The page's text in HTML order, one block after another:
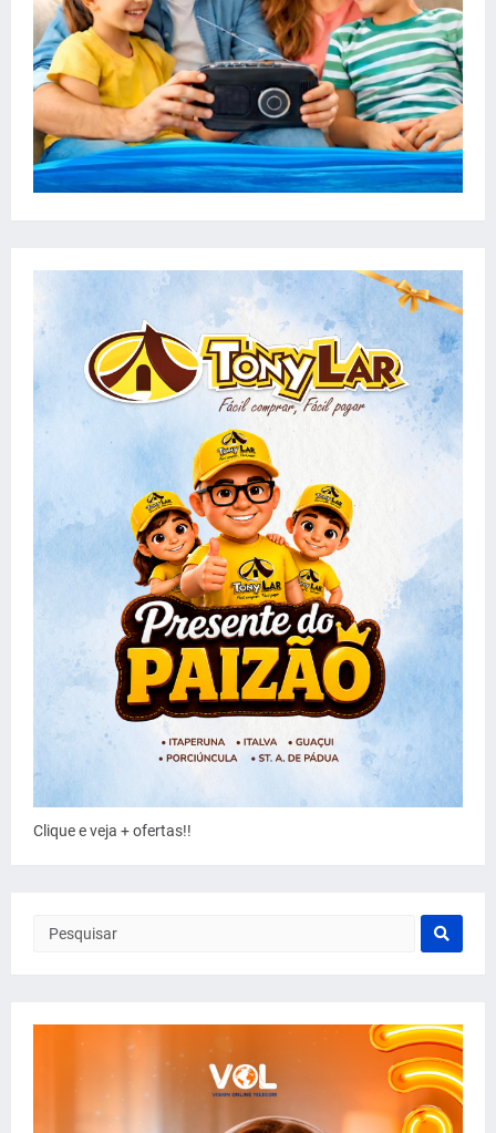
Clique e veja + ofertas!!